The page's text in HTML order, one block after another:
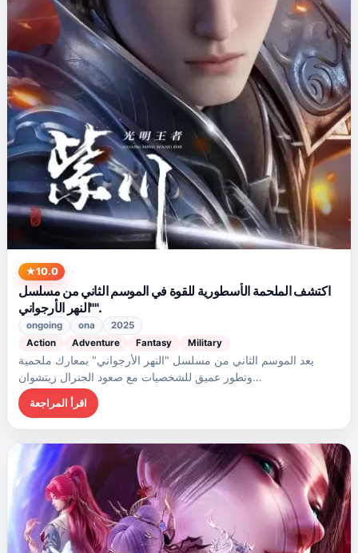
10.0
اكتشف الملحمة الأسطورية للقوة في الموسم الثاني من مسلسل
"النهر الأرجواني".
ongoing ona
2025
Action
Adventure Fantasy Military
يعد الموسم الثاني من مسلسل "النهر الأرجواني" بمعارك ملحمية
وتطور عميق للشخصيات مع صعود الجنرال زيتشوان…
اقرأ المراجعة